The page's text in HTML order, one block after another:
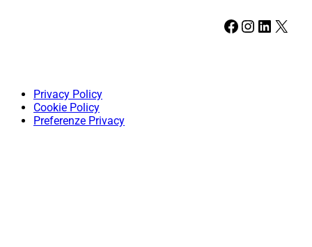
Facebook Instagram LinkedIn X
Privacy Policy
Cookie Policy
Preferenze Privacy